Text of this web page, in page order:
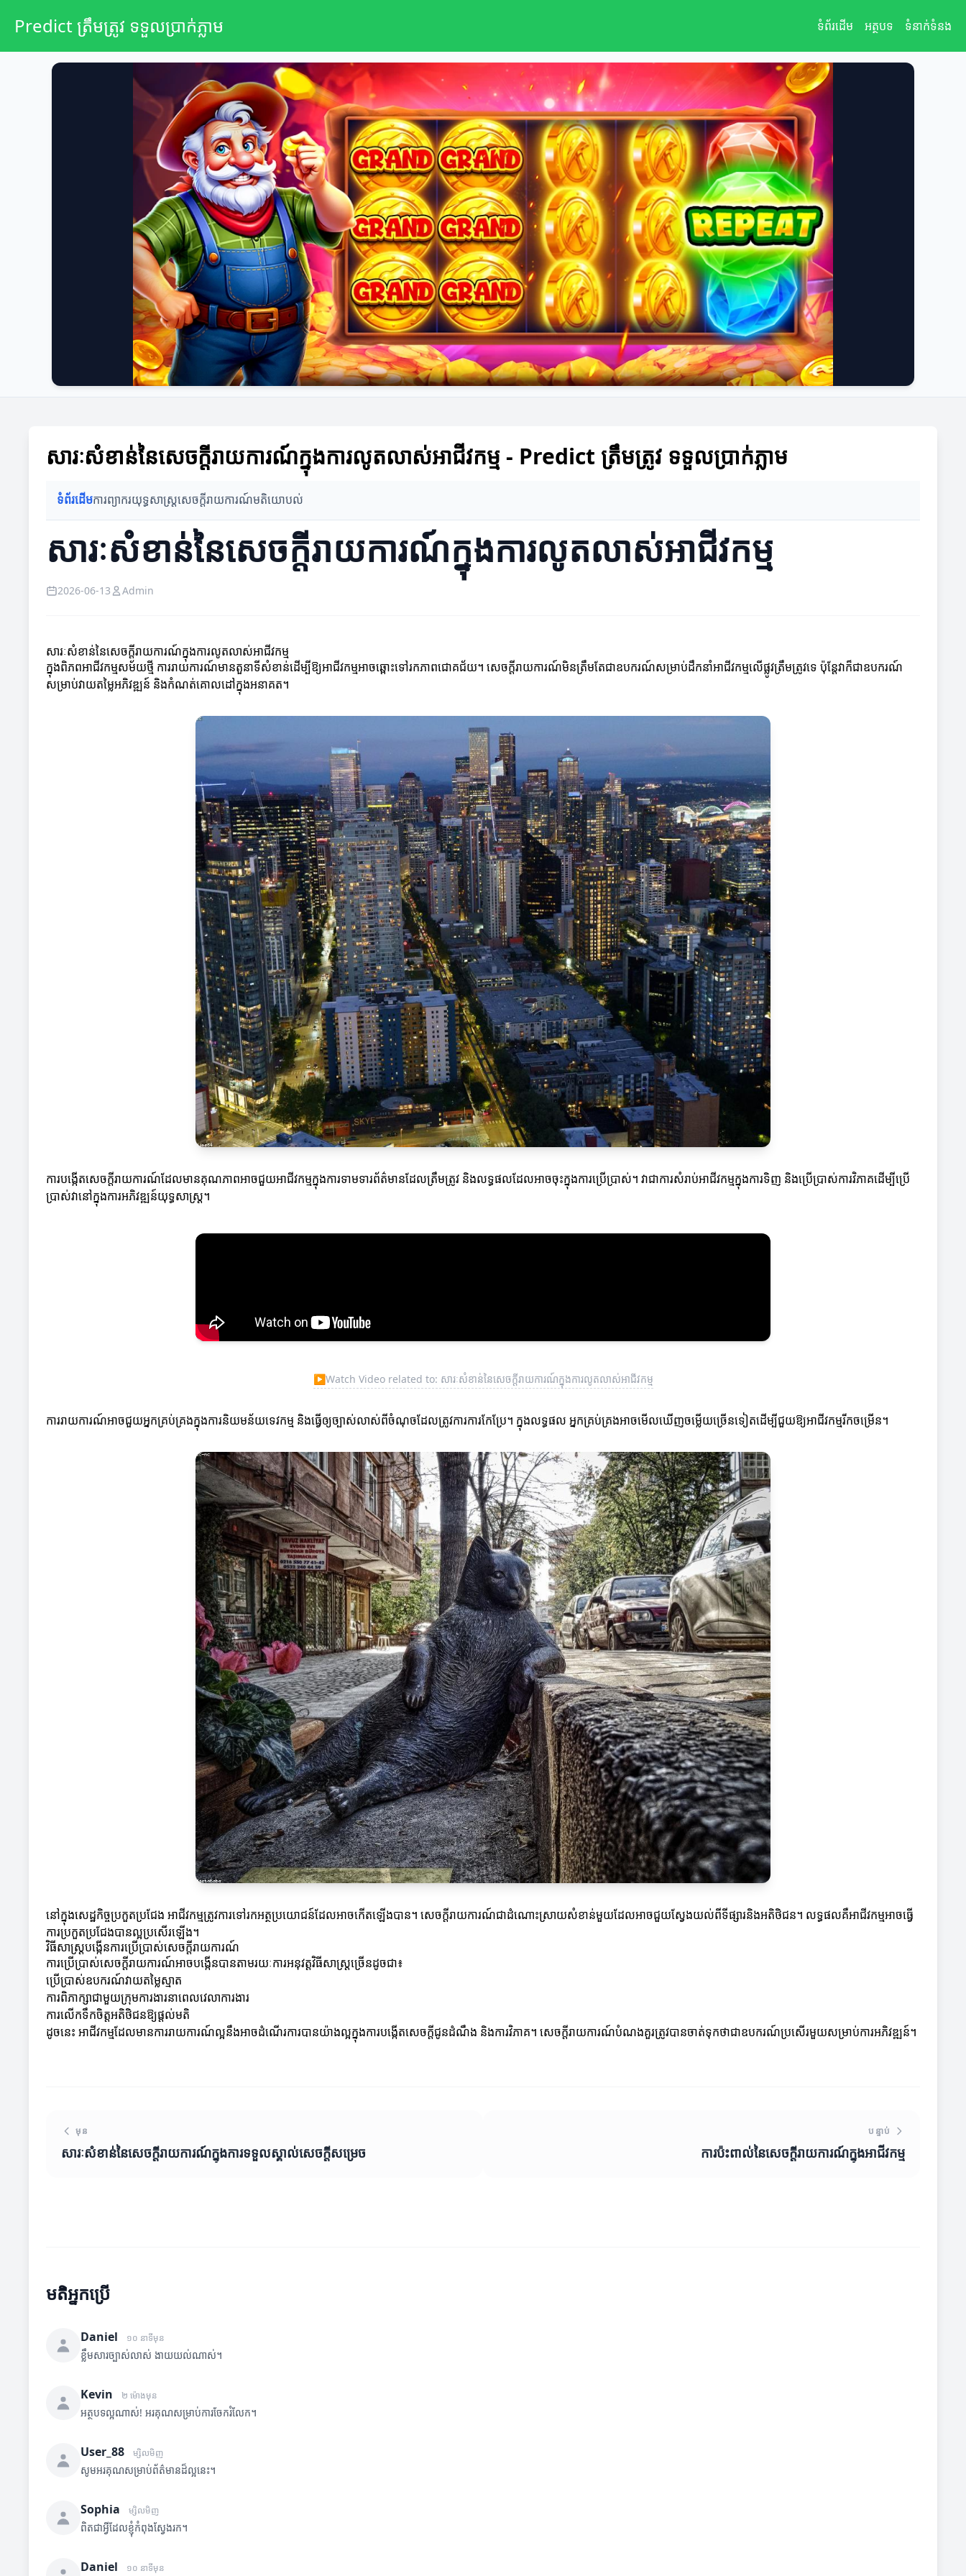
Predict ត្រឹមត្រូវ ទទួលប្រាក់ភ្លាម ទំព័រដើម អត្ថបទ ទំនាក់ទំនង
សារៈសំខាន់នៃសេចក្តីរាយការណ៍ក្នុងការលូតលាស់អាជីវកម្ម - Predict ត្រឹមត្រូវ ទទួលប្រាក់ភ្លាម
ទំព័រដើមការព្យាករយុទ្ធសាស្ត្រសេចក្តីរាយការណ៍មតិយោបល់
សារៈសំខាន់នៃសេចក្តីរាយការណ៍ក្នុងការលូតលាស់អាជីវកម្ម
2026-06-13 Admin
សារៈសំខាន់នៃសេចក្តីរាយការណ៍ក្នុងការលូតលាស់អាជីវកម្ម
ក្នុងពិភពអាជីវកម្មសម័យថ្មី ការរាយការណ៍មានតួនាទីសំខាន់ដើម្បីឱ្យអាជីវកម្មអាចឆ្ពោះទៅរកភាពជោគជ័យ។ សេចក្តីរាយការណ៍មិនត្រឹមតែជាឧបករណ៍សម្រាប់ដឹកនាំអាជីវកម្មលើផ្លូវត្រឹមត្រូវទេ ប៉ុន្តែវាក៏ជាឧបករណ៍
សម្រាប់វាយតម្លៃអភិវឌ្ឍន៍ និងកំណត់គោលដៅក្នុងអនាគត។
ការបង្កើតសេចក្តីរាយការណ៍ដែលមានគុណភាពអាចជួយអាជីវកម្មក្នុងការទាមទារព័ត៌មានដែលត្រឹមត្រូវ និងលទ្ធផលដែលអាចចុះក្នុងការប្រើប្រាស់។ វាជាការសំរាប់អាជីវកម្មក្នុងការទិញ និងប្រើប្រាស់ការវិភាគដើម្បីប្រើ
ប្រាស់វានៅក្នុងការអភិវឌ្ឍន៍យុទ្ធសាស្ត្រ។
▶Watch Video related to: សារៈសំខាន់នៃសេចក្តីរាយការណ៍ក្នុងការលូតលាស់អាជីវកម្ម
ការរាយការណ៍អាចជួយអ្នកគ្រប់គ្រងក្នុងការនិយមន័យទេវកម្ម និងធ្វើឲ្យច្បាស់លាស់ពីចំណុចដែលត្រូវការការកែប្រែ។ ក្នុងលទ្ធផល អ្នកគ្រប់គ្រងអាចមើលឃើញចម្លើយច្រើនទៀតដើម្បីជួយឱ្យអាជីវកម្មរីកចម្រើន។
នៅក្នុងសេដ្ឋកិច្ចប្រកួតប្រជែង អាជីវកម្មត្រូវការទៅរកអត្ថប្រយោជន៍ដែលអាចកើតឡើងបាន។ សេចក្តីរាយការណ៍ជាដំណោះស្រាយសំខាន់មួយដែលអាចជួយស្វែងយល់ពីទីផ្សារនិងអតិថិជន។ លទ្ធផលគឺអាជីវកម្មអាចធ្វើ
ការប្រកួតប្រជែងបានល្អប្រសើរឡើង។
វិធីសាស្រ្តបង្កើនការប្រើប្រាស់សេចក្តីរាយការណ៍
ការប្រើប្រាស់សេចក្តីរាយការណ៍អាចបង្កើនបានតាមរយៈការអនុវត្តវិធីសាស្រ្តច្រើនដូចជា៖
ប្រើប្រាស់ឧបករណ៍វាយតម្លៃស្មាត
ការពិភាក្សាជាមួយក្រុមការងារនាពេលវេលាការងារ
ការលើកទឹកចិត្តអតិថិជនឱ្យផ្តល់មតិ
ដូចនេះ អាជីវកម្មដែលមានការរាយការណ៍ល្អនឹងអាចដំណើរការបានយ៉ាងល្អក្នុងការបង្កើតសេចក្តីជូនដំណឹង និងការវិភាគ។ សេចក្តីរាយការណ៍បំណងគួរត្រូវបានចាត់ទុកថាជាឧបករណ៍ប្រសើរមួយសម្រាប់ការអភិវឌ្ឍន៍។
មុន
សារៈសំខាន់នៃសេចក្តីរាយការណ៍ក្នុងការទទួលស្គាល់សេចក្តីសម្រេច
បន្ទាប់
ការប៉ះពាល់នៃសេចក្តីរាយការណ៍ក្នុងអាជីវកម្ម
មតិអ្នកប្រើ
Daniel ១០ នាទីមុន
ខ្លឹមសារច្បាស់លាស់ ងាយយល់ណាស់។
Kevin ២ ម៉ោងមុន
អត្ថបទល្អណាស់! អរគុណសម្រាប់ការចែករំលែក។
User_88 ម្សិលមិញ
សូមអរគុណសម្រាប់ព័ត៌មានដ៏ល្អនេះ។
Sophia ម្សិលមិញ
ពិតជាអ្វីដែលខ្ញុំកំពុងស្វែងរក។
Daniel ១០ នាទីមុន